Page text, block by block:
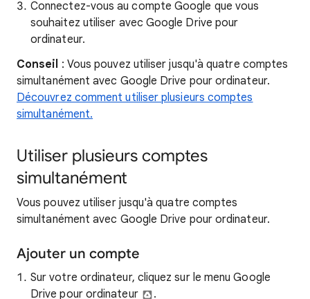
Connectez-vous au compte Google que vous
souhaitez utiliser avec Google Drive pour
ordinateur.
Conseil : Vous pouvez utiliser jusqu'à quatre comptes
simultanément avec Google Drive pour ordinateur.
Découvrez comment utiliser plusieurs comptes
simultanément.
Utiliser plusieurs comptes
simultanément
Vous pouvez utiliser jusqu'à quatre comptes
simultanément avec Google Drive pour ordinateur.
Ajouter un compte
Sur votre ordinateur, cliquez sur le menu Google
Drive pour ordinateur
.